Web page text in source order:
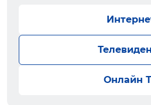
Онлайн